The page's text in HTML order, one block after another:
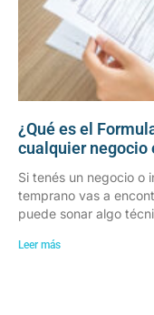
¿Qué es el
cualquier negocio
Si tenés un negocio o
temprano vas a
puede sonar algo
Leer más